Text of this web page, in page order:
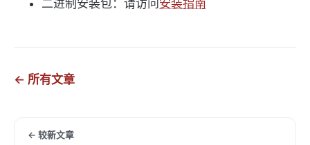
二进制安装包：请访问 安装指南
← 所有文章
← 较新文章